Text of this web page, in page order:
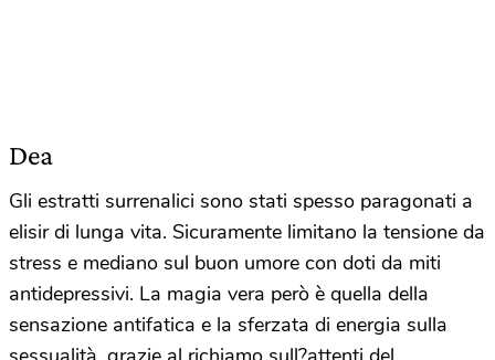
Dea
Gli estratti surrenalici sono stati spesso paragonati a
elisir di lunga vita. Sicuramente limitano la tensione da
stress e mediano sul buon umore con doti da miti
antidepressivi. La magia vera però è quella della
sensazione antifatica e la sferzata di energia sulla